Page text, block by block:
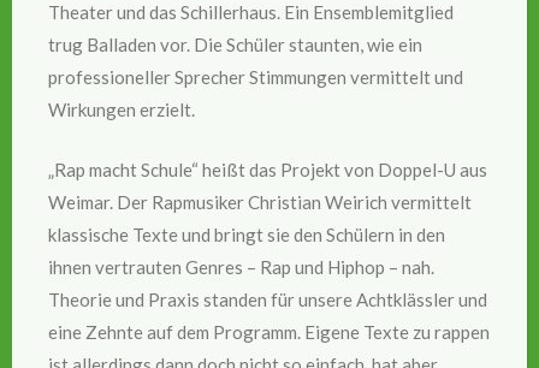
Theater und das Schillerhaus. Ein Ensemblemitglied
trug Balladen vor. Die Schüler staunten, wie ein
professioneller Sprecher Stimmungen vermittelt und
Wirkungen erzielt.
„Rap macht Schule“ heißt das Projekt von Doppel-U aus
Weimar. Der Rapmusiker Christian Weirich vermittelt
klassische Texte und bringt sie den Schülern in den
ihnen vertrauten Genres – Rap und Hiphop – nah.
Theorie und Praxis standen für unsere Achtklässler und
eine Zehnte auf dem Programm. Eigene Texte zu rappen